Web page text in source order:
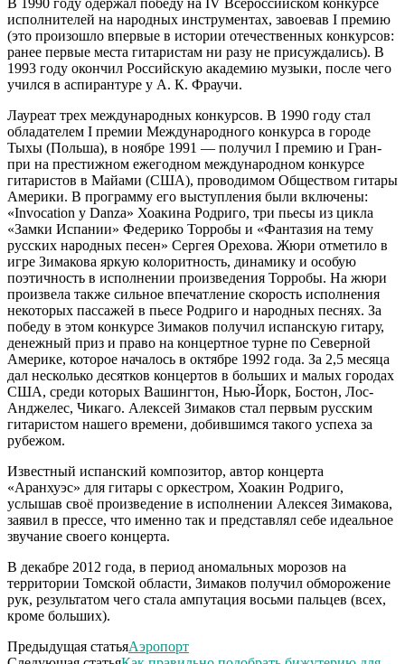
исполнителей на народных инструментах, завоевав I премию
(это произошло впервые в истории отечественных конкурсов:
ранее первые места гитаристам ни разу не присуждались). В
1993 году окончил Российскую академию музыки, после чего
учился в аспирантуре у А. К. Фраучи.
Лауреат трех международных конкурсов. В 1990 году стал
обладателем I премии Международного конкурса в городе
Тыхы (Польша), в ноябре 1991 — получил I премию и Гран-
при на престижном ежегодном международном конкурсе
гитаристов в Майами (США), проводимом Обществом гитары
Америки. В программу его выступления были включены:
«Invocation y Danza» Хоакина Родриго, три пьесы из цикла
«Замки Испании» Федерико Торробы и «Фантазия на тему
русских народных песен» Сергея Орехова. Жюри отметило в
игре Зимакова яркую колоритность, динамику и особую
поэтичность в исполнении произведения Торробы. На жюри
произвела также сильное впечатление скорость исполнения
некоторых пассажей в пьесе Родриго и народных песнях. За
победу в этом конкурсе 3имаков получил испанскую гитару,
денежный приз и право на концертное турне по Северной
Америке, которое началось в октябре 1992 года. За 2,5 месяца
дал несколько десятков концертов в больших и малых городах
США, среди которых Вашингтон, Нью-Йорк, Бостон, Лос-
Анджелес, Чикаго. Алексей Зимаков стал первым русским
гитаристом нашего времени, добившимся такого успеха за
рубежом.
Известный испанский композитор, автор концерта
«Аранхуэс» для гитары с оркестром, Хоакин Родриго,
услышав своё произведение в исполнении Алексея Зимакова,
заявил в прессе, что именно так и представлял себе идеальное
звучание своего концерта.
В декабре 2012 года, в период аномальных морозов на
территории Томской области, Зимаков получил обморожение
рук, результатом чего стала ампутация восьми пальцев (всех,
кроме больших).
Предыдущая статьяАэропорт